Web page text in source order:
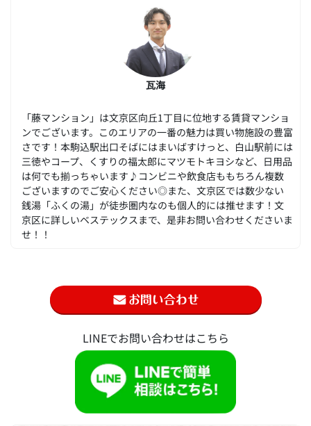
瓦海
「藤マンション」は文京区向丘1丁目に位地する賃貸マンショ
ンでございます。このエリアの一番の魅力は買い物施設の豊富
さです！本駒込駅出口そばにはまいばすけっと、白山駅前には
三徳やコープ、くすりの福太郎にマツモトキヨシなど、日用品
は何でも揃っちゃいます♪コンビニや飲食店ももちろん複数
ございますのでご安心ください◎また、文京区では数少ない
銭湯「ふくの湯」が徒歩圏内なのも個人的には推せます！文
京区に詳しいベステックスまで、是非お問い合わせくださいま
せ！！
LINEでお問い合わせはこちら